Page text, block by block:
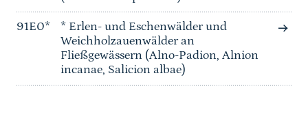
91E0*
* Erlen- und Eschenwälder und
Weichholzauenwälder an
Fließgewässern (Alno-Padion, Alnion
incanae, Salicion albae)